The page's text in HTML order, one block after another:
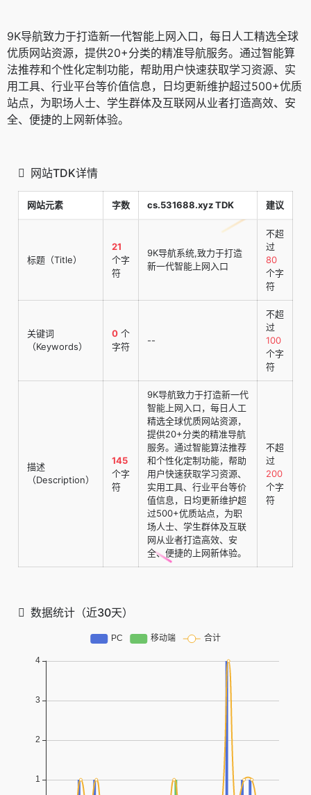
9K导航致力于打造新一代智能上网入口，每日人工精选全球
优质网站资源，提供20+分类的精准导航服务。通过智能算
法推荐和个性化定制功能，帮助用户快速获取学习资源、实
用工具、行业平台等价值信息，日均更新维护超过500+优质
站点，为职场人士、学生群体及互联网从业者打造高效、安
全、便捷的上网新体验。
网站TDK详情
网站元素 字数 cs.531688.xyz TDK 建议
标题（Title）
21
个字
符
9K导航系统,致力于打造
新一代智能上网入口
不超
过
80
个字
符
关键词
（Keywords）
0 个
字符
--
不超
过
100
个字
符
描述
（Description）
145
个字
符
9K导航致力于打造新一代
智能上网入口，每日人工
精选全球优质网站资源，
提供20+分类的精准导航
服务。通过智能算法推荐
和个性化定制功能，帮助
用户快速获取学习资源、
实用工具、行业平台等价
值信息，日均更新维护超
过500+优质站点，为职
场人士、学生群体及互联
网从业者打造高效、安
全、便捷的上网新体验。
不超
过
200
个字
符
数据统计（近30天）